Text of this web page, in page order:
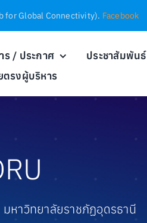
for Global Connectivity). Facebook
ร / ประกาศ ประชาสัมพันธ์
ตรงผู้บริหาร
มหาวิทยาลัยราชภัฏอุดรธานี